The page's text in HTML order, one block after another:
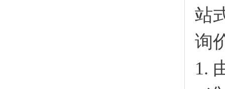
站
询
1.